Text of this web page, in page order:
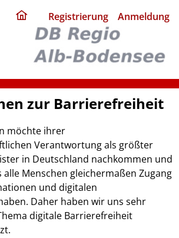
home
page
Registrierung Anmeldung
zur Barrierefreiheit
möchte ihrer
Verantwortung als größter
in Deutschland nachkommen und
Menschen gleichermaßen Zugang
und digitalen
Daher haben wir uns sehr
digitale Barrierefreiheit